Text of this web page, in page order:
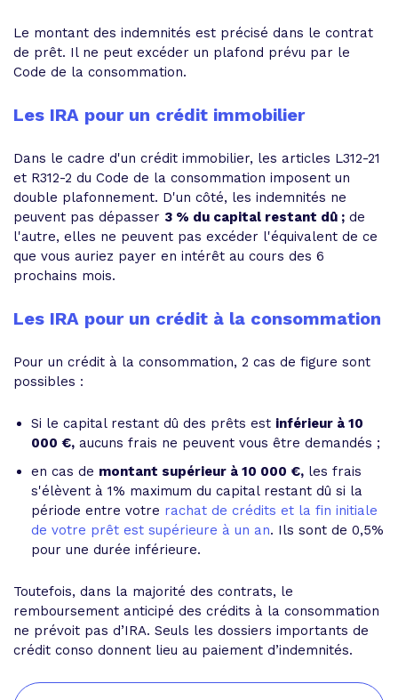
Le montant des indemnités est précisé dans le contrat
de prêt. Il ne peut excéder un plafond prévu par le
Code de la consommation.
Les IRA pour un crédit immobilier
Dans le cadre d'un crédit immobilier, les articles L312-21
et R312-2 du Code de la consommation imposent un
double plafonnement. D'un côté, les indemnités ne
peuvent pas dépasser 3 % du capital restant dû ; de
l'autre, elles ne peuvent pas excéder l'équivalent de ce
que vous auriez payer en intérêt au cours des 6
prochains mois.
Les IRA pour un crédit à la consommation
Pour un crédit à la consommation, 2 cas de figure sont
possibles :
Si le capital restant dû des prêts est inférieur à 10
000 €, aucuns frais ne peuvent vous être demandés ;
en cas de montant supérieur à 10 000 €, les frais
s'élèvent à 1% maximum du capital restant dû si la
période entre votre rachat de crédits et la fin initiale
de votre prêt est supérieure à un an. Ils sont de 0,5%
pour une durée inférieure.
Toutefois, dans la majorité des contrats, le
remboursement anticipé des crédits à la consommation
ne prévoit pas d’IRA. Seuls les dossiers importants de
crédit conso donnent lieu au paiement d’indemnités.